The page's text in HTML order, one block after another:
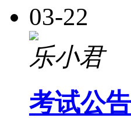
03-22
乐小君
考试公